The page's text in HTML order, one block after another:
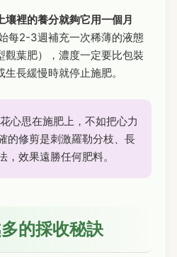
壤裡的養分就夠它用一個月
每2-3週補充一次稀薄的液態
觀葉肥），濃度一定要比包裝
長緩慢時就停止施肥。
心思在施肥上，不如把心力
的修剪是刺激羅勒分枝、長
效果遠勝任何肥料。
的採收秘訣